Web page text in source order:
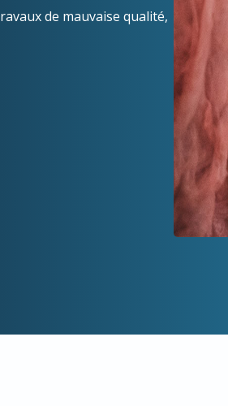
de mauvaise qualité,